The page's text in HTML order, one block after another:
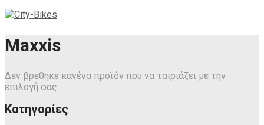
Maxxis
Δεν βρέθηκε κανένα προϊόν που να ταιριάζει με την
επιλογή σας.
Κατηγορίες